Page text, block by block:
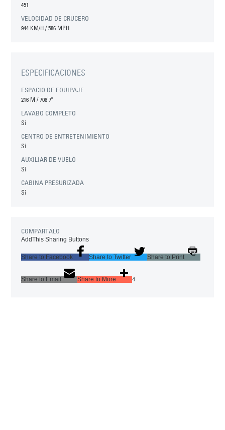
451
VELOCIDAD DE CRUCERO
944 KM/H / 586 MPH
ESPECIFICACIONES
ESPACIO DE EQUIPAJE
216 M/708'7"
LAVABO COMPLETO
Sí
CENTRO DE ENTRETENIMIENTO
Sí
AUXILIAR DE VUELO
Sí
CABINA PRESURIZADA
Sí
COMPARTALO
AddThis Sharing Buttons
Share to Facebook Share to Twitter Share to Print
Share to Email Share to More 4